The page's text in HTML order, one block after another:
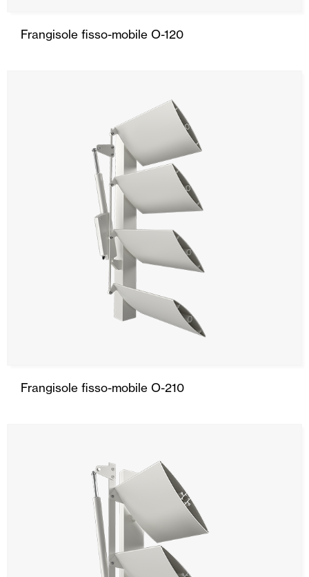
Frangisole fisso-mobile O-120
Frangisole fisso-mobile O-210